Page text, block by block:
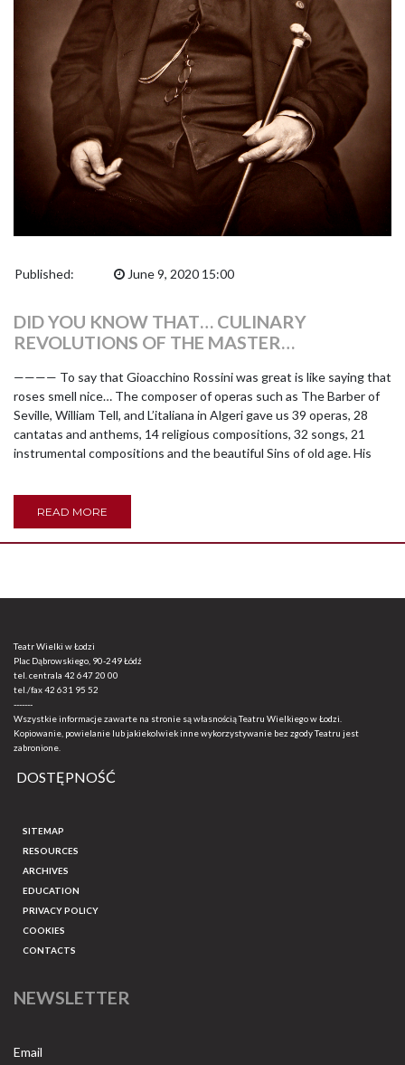
Published: June 9, 2020 15:00
DID YOU KNOW THAT… CULINARY
REVOLUTIONS OF THE MASTER…
———— To say that Gioacchino Rossini was great is like saying that
roses smell nice… The composer of operas such as The Barber of
Seville, William Tell, and L’italiana in Algeri gave us 39 operas, 28
cantatas and anthems, 14 religious compositions, 32 songs, 21
instrumental compositions and the beautiful Sins of old age. His
READ MORE
Teatr Wielki w Łodzi
Plac Dąbrowskiego, 90-249 Łódź
tel. centrala 42 647 20 00
tel./fax42 631 95 52
-------
Wszystkie informacje zawarte na stronie są własnością Teatru Wielkiego w Łodzi.
Kopiowanie, powielanie lub jakiekolwiek inne wykorzystywanie bez zgody Teatru jest
zabronione.
DOSTĘPNOŚĆ
SITEMAP
RESOURCES
ARCHIVES
EDUCATION
PRIVACY POLICY
COOKIES
CONTACTS
NEWSLETTER
Email